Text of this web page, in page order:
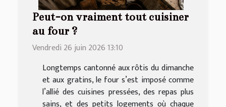
Peut-on vraiment tout cuisiner
au four ?
Vendredi 26 juin 2026 13:10
Longtemps cantonné aux rôtis du dimanche
et aux gratins, le four s’est imposé comme
l’allié des cuisines pressées, des repas plus
sains, et des petits logements où chaque